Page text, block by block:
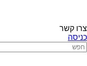
צרו קשר
כניסה